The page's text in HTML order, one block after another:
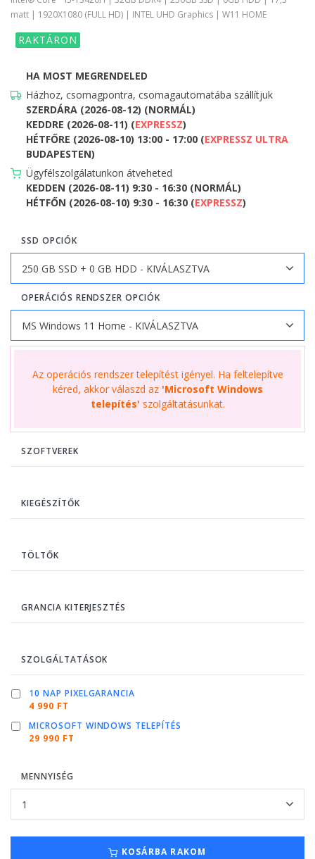
matt | 1920X1080 (FULL HD) | INTEL UHD Graphics | W11 HOME
RAKTÁRON
HA MOST MEGRENDELED
Házhoz, csomagpontra, csomagautomatába szállítjuk
SZERDÁRA (2026-08-12) (NORMÁL)
KEDDRE (2026-08-11) (EXPRESSZ)
HÉTFŐRE (2026-08-10) 13:00 - 17:00 (EXPRESSZ ULTRA
BUDAPESTEN)
Ügyfélszolgálatunkon átveheted
KEDDEN (2026-08-11) 9:30 - 16:30 (NORMÁL)
HÉTFŐN (2026-08-10) 9:30 - 16:30 (EXPRESSZ)
SSD OPCIÓK
OPERÁCIÓS RENDSZER OPCIÓK
Az operációs rendszer telepítést igényel. Ha feltelepítve
kéred, akkor válaszd az 'Microsoft Windows
telepítés' szolgáltatásunkat.
SZOFTVEREK
KIEGÉSZÍTŐK
TÖLTŐK
GRANCIA KITERJESZTÉS
SZOLGÁLTATÁSOK
10 NAP PIXELGARANCIA
4 990 FT
MICROSOFT WINDOWS TELEPÍTÉS
29 990 FT
MENNYISÉG
KOSÁRBA RAKOM